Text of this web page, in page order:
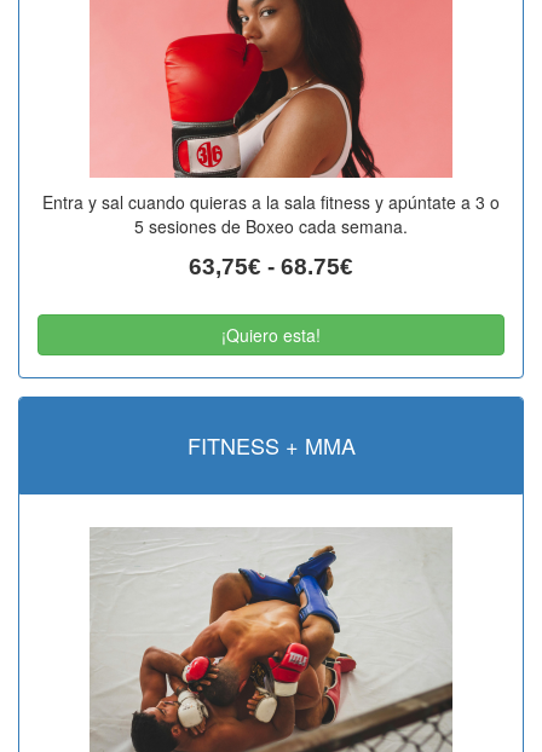
Entra y sal cuando quieras a la sala fitness y apúntate a 3 o
5 sesiones de Boxeo cada semana.
63,75€ - 68.75€
¡Quiero esta!
FITNESS + MMA